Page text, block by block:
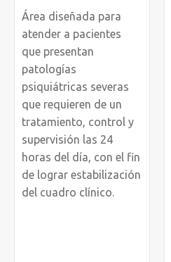
Área diseñada para
atender a pacientes
que presentan
patologías
psiquiátricas severas
que requieren de un
tratamiento, control y
supervisión las 24
horas del día, con el fin
de lograr estabilización
del cuadro clínico.